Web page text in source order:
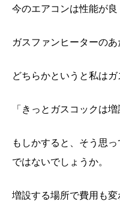
今のエアコンは性能が良
ガスファンヒーターの
どちらかというと私は
「きっとガスコックは
もしかすると、そう思
ではないでしょうか。
増設する場所で費用も